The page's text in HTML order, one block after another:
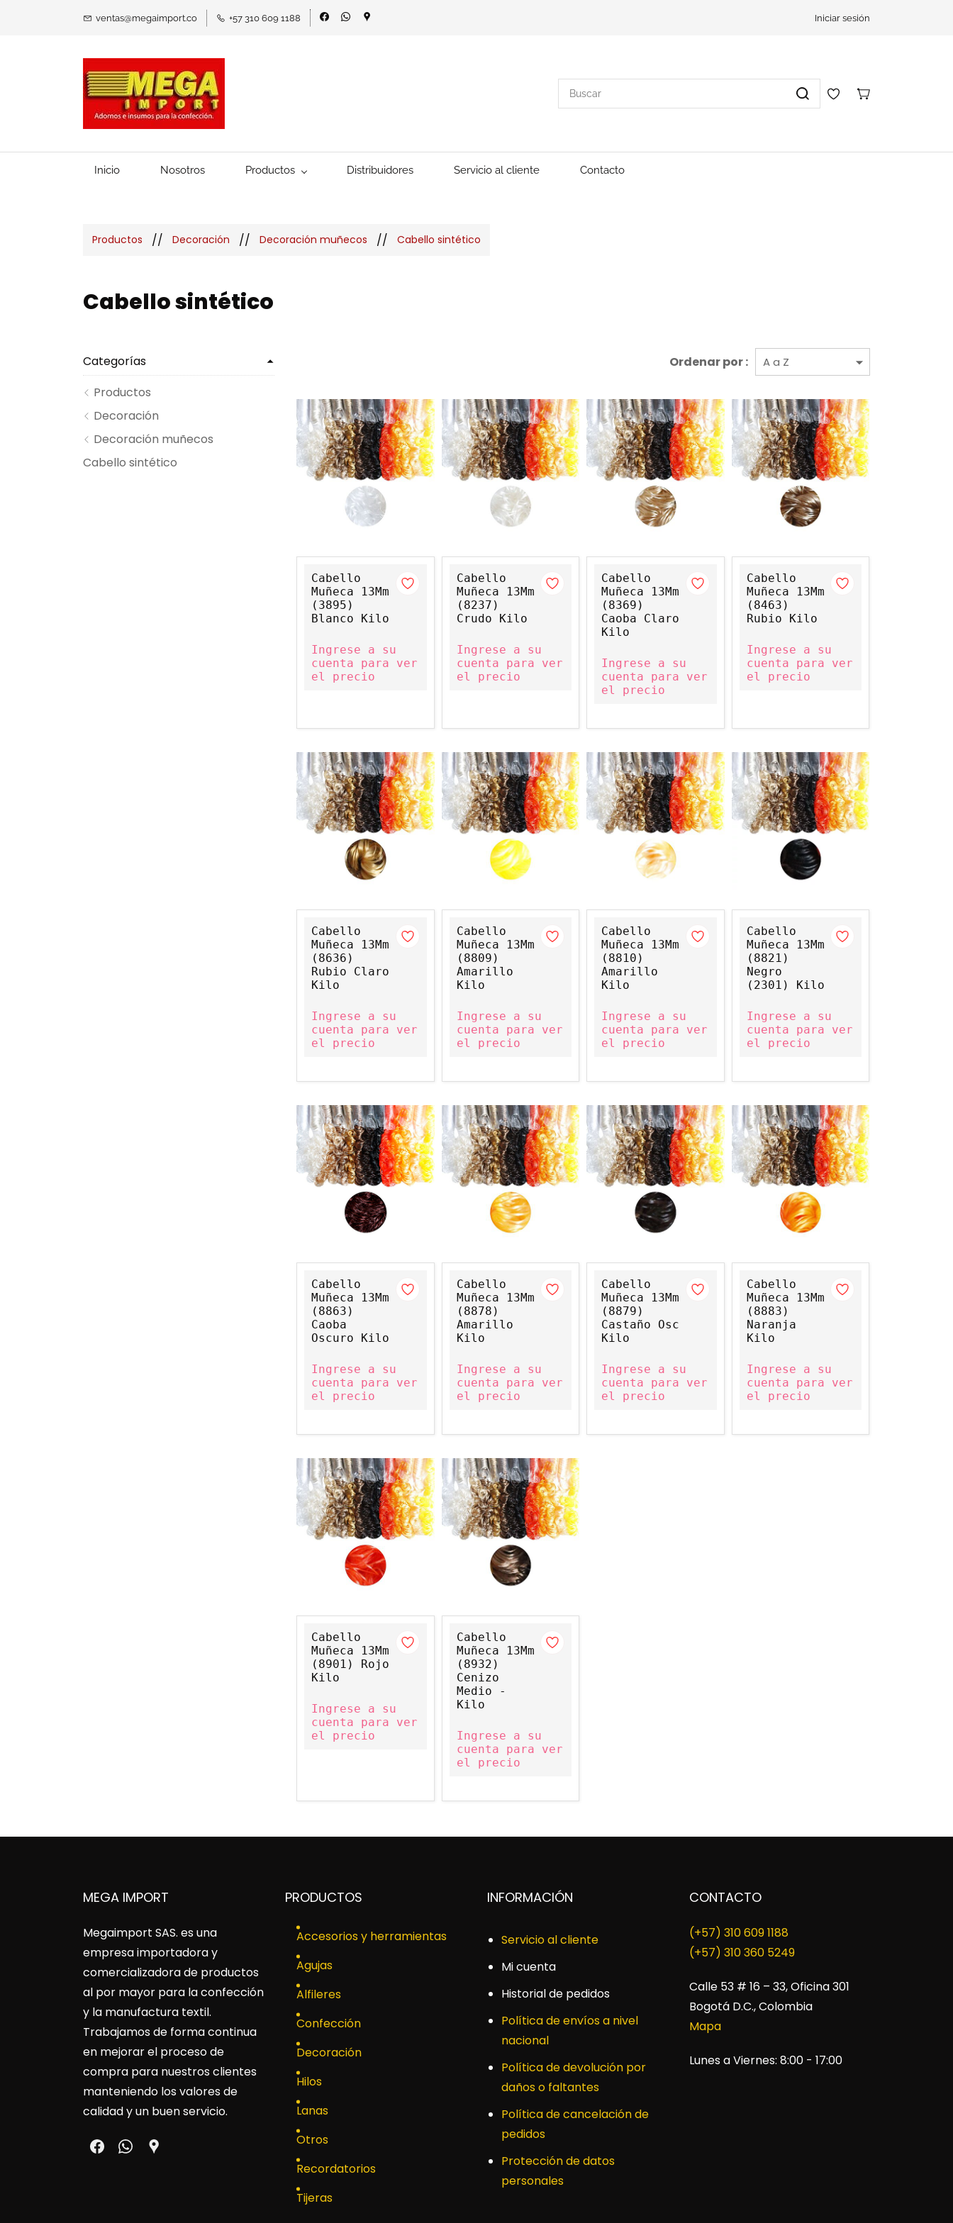
ventas@megaimport.co +57 310 609 1188 Iniciar sesión
Inicio Nosotros Productos Distribuidores Servicio al cliente Contacto
Productos // Decoración // Decoración muñecos // Cabello sintético
Cabello sintético
Categorías
Productos
Decoración
Decoración muñecos
Cabello sintético
Ordenar por :
Cabello
Muñeca 13Mm
(3895)
Blanco Kilo
Ingrese a su
cuenta para ver
el precio
Cabello
Muñeca 13Mm
(8237)
Crudo Kilo
Ingrese a su
cuenta para ver
el precio
Cabello
Muñeca 13Mm
(8369)
Caoba Claro
Kilo
Ingrese a su
cuenta para ver
el precio
Cabello
Muñeca 13Mm
(8463)
Rubio Kilo
Ingrese a su
cuenta para ver
el precio
Cabello
Muñeca 13Mm
(8636)
Rubio Claro
Kilo
Ingrese a su
cuenta para ver
el precio
Cabello
Muñeca 13Mm
(8809)
Amarillo
Kilo
Ingrese a su
cuenta para ver
el precio
Cabello
Muñeca 13Mm
(8810)
Amarillo
Kilo
Ingrese a su
cuenta para ver
el precio
Cabello
Muñeca 13Mm
(8821)
Negro
(2301) Kilo
Ingrese a su
cuenta para ver
el precio
Cabello
Muñeca 13Mm
(8863)
Caoba
Oscuro Kilo
Ingrese a su
cuenta para ver
el precio
Cabello
Muñeca 13Mm
(8878)
Amarillo
Kilo
Ingrese a su
cuenta para ver
el precio
Cabello
Muñeca 13Mm
(8879)
Castaño Osc
Kilo
Ingrese a su
cuenta para ver
el precio
Cabello
Muñeca 13Mm
(8883)
Naranja
Kilo
Ingrese a su
cuenta para ver
el precio
Cabello
Muñeca 13Mm
(8901) Rojo
Kilo
Ingrese a su
cuenta para ver
el precio
Cabello
Muñeca 13Mm
(8932)
Cenizo
Medio -
Kilo
Ingrese a su
cuenta para ver
el precio
MEGA IMPORT
Megaimport SAS. es una
empresa importadora y
comercializadora de productos
al por mayor para la confección
y la manufactura textil.
Trabajamos de forma continua
en mejorar el proceso de
compra para nuestros clientes
manteniendo los valores de
calidad y un buen servicio.
PRODUCTOS
Accesorios y herramientas
Agujas
Alfileres
Confección
Decoración
Hilos
Lanas
Otros
Recordatorios
Tijeras
INFORMACIÓN
Servicio al cliente
Mi cuenta
Historial de pedidos
Política de envíos a nivel
nacional
Política de devolución por
daños o faltantes
Política de cancelación de
pedidos
Protección de datos
personales
CONTACTO
(+57) 310 609 1188
​(+57) 310 360 5249
Calle 53 # 16 – 33, Oficina 301
Bogotá D.C., Colombia
Mapa
Lunes a Viernes: 8:00 - 17:00